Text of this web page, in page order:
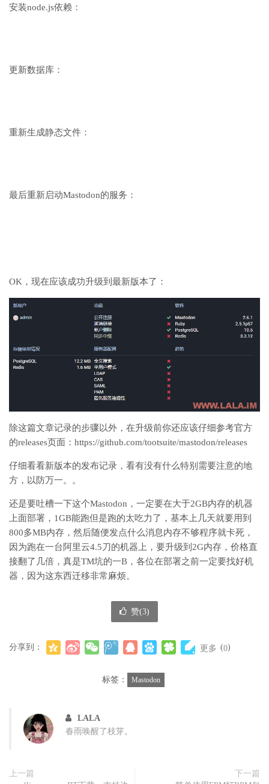
安装node.js依赖：
更新数据库：
重新生成静态文件：
最后重新启动Mastodon的服务：
OK，现在应该成功升级到最新版本了：
除这篇文章记录的步骤以外，在升级前你还应该仔细参考官方
的releases页面：https://github.com/tootsuite/mastodon/releases
仔细看看新版本的发布记录，看有没有什么特别需要注意的地
方，以防万一。。
还是要吐槽一下这个Mastodon，一定要在大于2GB内存的机器
上面部署，1GB能跑但是跑的太吃力了，基本上几天就要用到
800多MB内存，然后随便发点什么消息内存不够程序就卡死，
因为跑在一台阿里云4.5刀的机器上，要升级到2G内存，价格直
接翻了几倍，真是TM坑的一B，各位在部署之前一定要找好机
器，因为这东西迁移非常麻烦。
赞(3)
分享到： 更多 (0)
标签： Mastodon
LALA
春雨唤醒了枝芽。
上一篇
下一篇